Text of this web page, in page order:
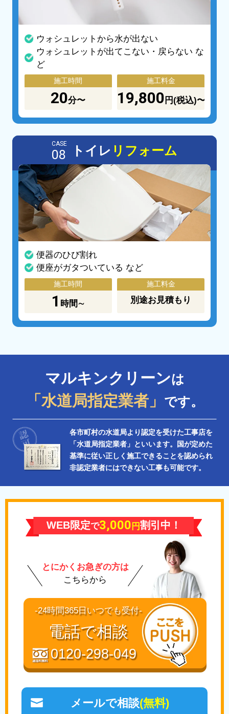
ウォシュレットから水が出ない
ウォシュレットが出てこない・戻らない な
ど
施工時間
20分〜
施工料金
19,800 円(税込)〜
CASE
08 トイレ リフォーム
便器のひび割れ
便座がガタついている など
施工時間
1 時間∼
施工料金
別途お見積もり
マルキンクリーンは
「水道局指定業者」 です。
各市町村の水道局より認定を受けた工事店を
「水道局指定業者」といいます。国が定めた
基準に従い正しく施工できることを認められ
非認定業者にはできない工事も可能です。
WEB限定で3,000 円割引中！
とにかくお急ぎの方は
こちらから
-24時間365日いつでも受付-
電話で相談
0120-298-049
メールで相談(無料)